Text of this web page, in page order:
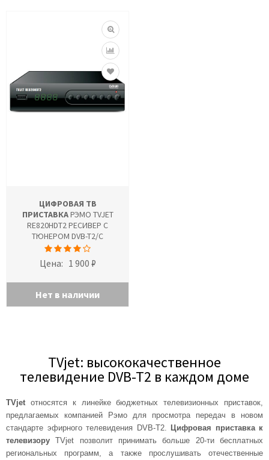
ЦИФРОВАЯ ТВ
ПРИСТАВКАРЭМО TVJET
RE820HDT2 РЕСИВЕР С
ТЮНЕРОМ DVB-T2/C
Цена: 1 900 ₽
Нет в наличии
TVjet: высококачественное
телевидение DVB-T2 в каждом доме
TVjet относятся к линейке бюджетных телевизионных приставок,
предлагаемых компанией Рэмо для просмотра передач в новом
стандарте эфирного телевидения DVB-T2. Цифровая приставка к
телевизору TVjet позволит принимать больше 20-ти бесплатных
региональных программ, а также прослушивать отечественные